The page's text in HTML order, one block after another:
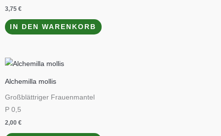
3,75 €
IN DEN WARENKORB
Alchemilla mollis
Großblättriger Frauenmantel
P 0,5
2,00 €